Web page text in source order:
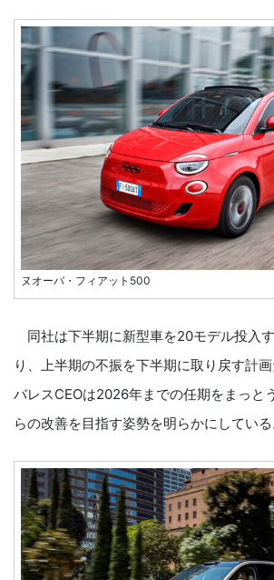
ヌオーバ・フィアット500
同社は下半期に新型車を20モデル投入
り、上半期の不振を下半期に取り戻す計
バレスCEOは2026年までの任期をまっと
らの改善を目指す姿勢を明らかにしている